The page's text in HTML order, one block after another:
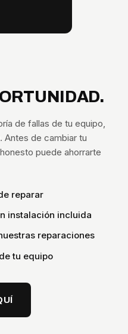
de fallas de tu equipo,
Antes de cambiar tu
puede ahorrarte
reparar
instalación incluida
reparaciones
tu equipo